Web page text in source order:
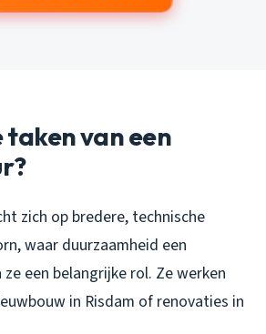
taken van een
zich op bredere, technische
waar duurzaamheid een
een belangrijke rol. Ze werken
in Risdam of renovaties in